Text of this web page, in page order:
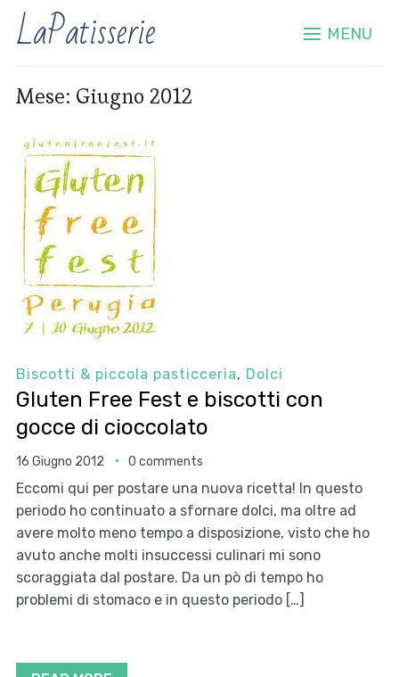
LaPatisserie MENU
Mese: Giugno 2012
Biscotti & piccola pasticceria, Dolci
Gluten Free Fest e biscotti con
gocce di cioccolato
16 Giugno 2012 0 comments
Eccomi qui per postare una nuova ricetta! In questo
periodo ho continuato a sfornare dolci, ma oltre ad
avere molto meno tempo a disposizione, visto che ho
avuto anche molti insuccessi culinari mi sono
scoraggiata dal postare. Da un pò di tempo ho
problemi di stomaco e in questo periodo […]